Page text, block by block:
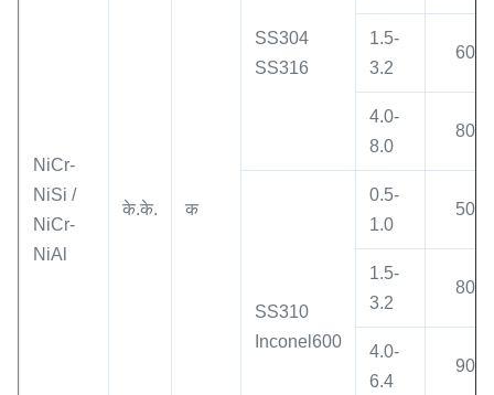
NiCr-
NiSi /
NiCr-
NiAl
के.के. क
SS304
SS316
1.5-
3.2
600
4.0-
8.0
800
SS310
Inconel600
0.5-
1.0
500
1.5-
3.2
800
4.0-
6.4
900